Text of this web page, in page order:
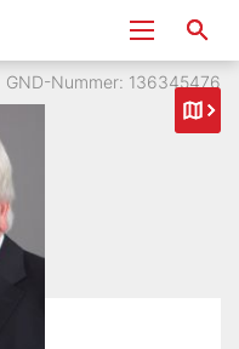
GND-Nummer: 136345476